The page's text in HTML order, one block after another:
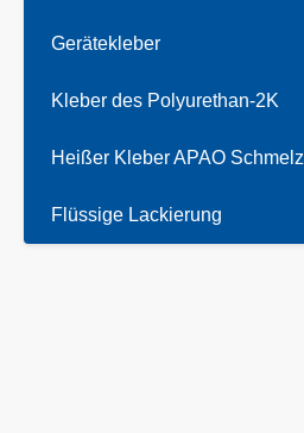
Gerätekleber
Kleber des Polyurethan-2K
Heißer Kleber APAO Schmelz
Flüssige Lackierung